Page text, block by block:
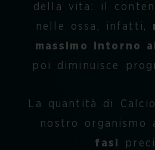
della vita: il
nelle ossa, infatti,
massimo intorno
poi diminuisce
La quantità di
nostro organismo
fasi